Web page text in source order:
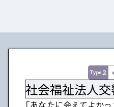
社会福祉法人
「あなたに会えてよか